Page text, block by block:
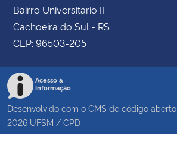
Bairro Universitário II
Cachoeira do Sul - RS
CEP: 96503-205
Acesso à
Informação
Desenvolvido com o CMS de código aberto
2026 UFSM / CPD